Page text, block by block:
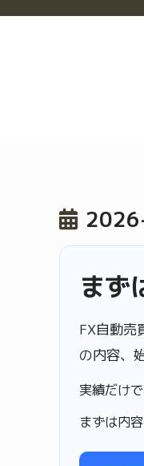
まず
FX自動売
の内容、
実績だけ
まずは内